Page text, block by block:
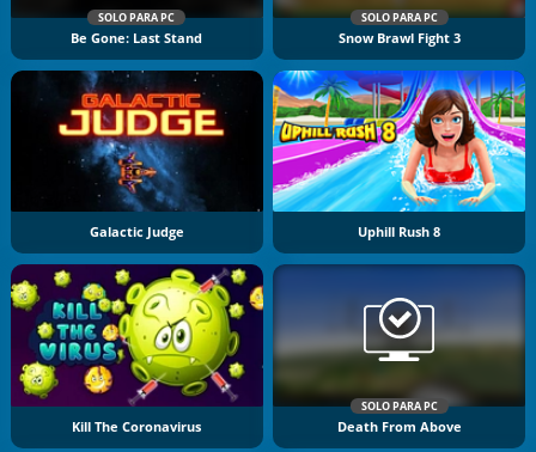
SOLO PARA PC
Be Gone: Last Stand
SOLO PARA PC
Snow Brawl Fight 3
Galactic Judge Uphill Rush 8
Kill The Coronavirus
SOLO PARA PC
Death From Above